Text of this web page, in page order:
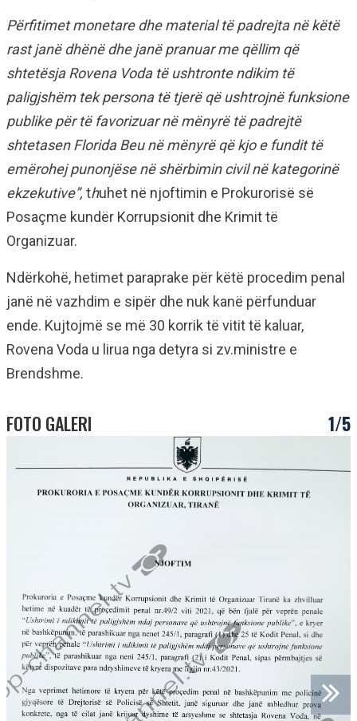
Përfitimet monetare dhe material të padrejta në këtë
rast janë dhënë dhe janë pranuar me qëllim që
shtetësja Rovena Voda të ushtronte ndikim të
paligjshëm tek persona të tjerë që ushtrojnë funksione
publike për të favorizuar në mënyrë të padrejtë
shtetasen Florida Beu në mënyrë që kjo e fundit të
emërohej punonjëse në shërbimin civil në kategorinë
ekzekutive”, thuhet në njoftimin e Prokurorisë së
Posaçme kundër Korrupsionit dhe Krimit të
Organizuar.
Ndërkohë, hetimet paraprake për këtë procedim penal
janë në vazhdim e sipër dhe nuk kanë përfunduar
ende. Kujtojmë se më 30 korrik të vitit të kaluar,
Rovena Voda u lirua nga detyra si zv.ministre e
Brendshme.
FOTO GALERI 1/5